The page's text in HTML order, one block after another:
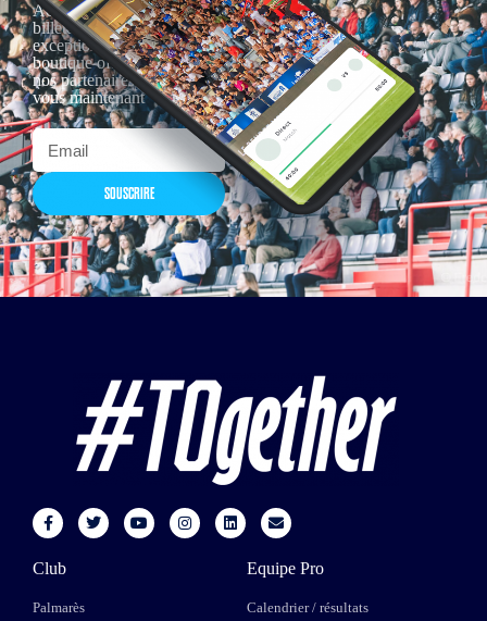
Actualités, nouveautés,
billetterie, remises
exceptionnelles dans la
boutique officielles & chez
nos partenaires… Inscrivez-
vous maintenant
SOUSCRIRE
Club
Palmarès
Equipe Pro
Calendrier / résultats